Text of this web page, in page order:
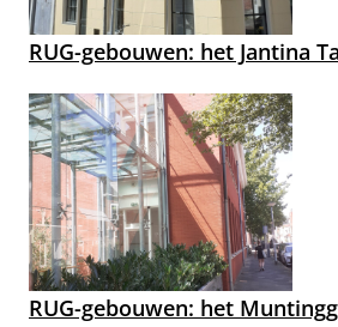
RUG-gebouwen: het Jantina
RUG-gebouwen: het